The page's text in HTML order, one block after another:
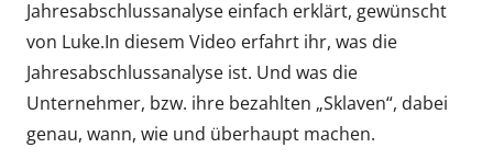
Jahresabschlussanalyse einfach erklärt, gewünscht
von Luke.In diesem Video erfahrt ihr, was die
Jahresabschlussanalyse ist. Und was die
Unternehmer, bzw. ihre bezahlten „Sklaven“, dabei
genau, wann, wie und überhaupt machen.